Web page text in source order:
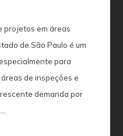
projetos em áreas
de São Paulo é um
para
de inspeções e
demanda por